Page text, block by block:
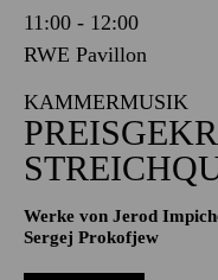
11:00 - 12:00
RWE Pavillon
KAMMERMUSIK
Werke von Jerod
Sergej Prokofjew